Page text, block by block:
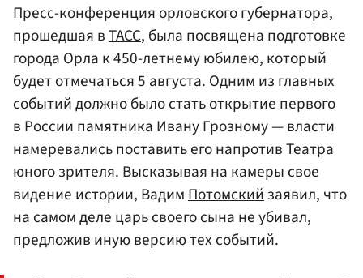
Пресс-конференция орловского губернатора,
прошедшая вТАСС, была посвящена подготовке
города Орла к 450-летнему юбилею, который
будет отмечаться 5 августа. Одним из главных
событий должно было стать открытие первого
в России памятника Ивану Грозному — власти
намеревались поставить его напротив Театра
юного зрителя. Высказывая на камеры свое
видение истории, ВадимПотомскийзаявил, что
на самом деле царь своего сына не убивал,
предложив иную версию тех событий.